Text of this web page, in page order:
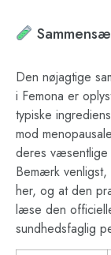
Den nøjagtige
i Femona er
typiske
mod
deres væsentlige
Bemærk
her, og at den
læse den
sundhedsfaglig